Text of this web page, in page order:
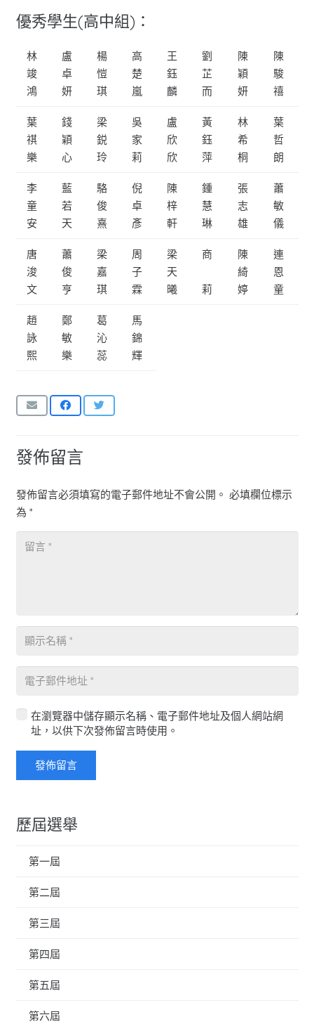
優秀學生(高中組)：
林
竣
鴻
盧
卓
妍
楊
愷
琪
高
楚
嵐
王
鈺
麟
劉
芷
而
陳
穎
妍
陳
駿
禧
葉
祺
樂
錢
穎
心
梁
鋭
玲
吳
家
莉
盧
欣
欣
黃
鈺
萍
林
希
桐
葉
哲
朗
李
童
安
藍
若
天
駱
俊
熹
倪
卓
彥
陳
梓
軒
鍾
慧
琳
張
志
雄
蕭
敏
儀
唐
浚
文
蕭
俊
亨
梁
嘉
琪
周
子
霖
梁
天
曦
商
莉
陳
綺
婷
連
恩
童
趙
詠
熙
鄭
敏
樂
葛
沁
蕊
馬
錦
輝
發佈留言
發佈留言必須填寫的電子郵件地址不會公開。 必填欄位標示
為 *
在瀏覽器中儲存顯示名稱、電子郵件地址及個人網站網
址，以供下次發佈留言時使用。
發佈留言
歷屆選舉
第一屆
第二屆
第三屆
第四屆
第五屆
第六屆